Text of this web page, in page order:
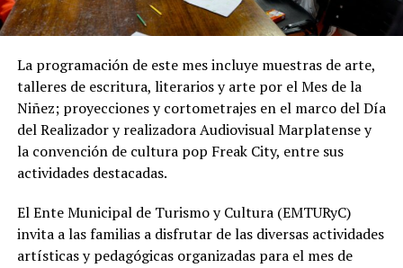
preservar las napas de agua subterránea, además de
mejorar las condiciones de higiene y salubridad para los
vecinos.
Tras la apertura de sobres, el expediente continuará su
recorrido administrativo con la intervención de la
Comisión de Estudio de Ofertas y Adjudicación, que
tendrá a su cargo la evaluación de las propuestas
obra.
La programación de este mes incluye muestras de arte,
talleres de escritura, literarios y arte por el Mes de la
Niñez; proyecciones y cortometrajes en el marco del Día
del Realizador y realizadora Audiovisual Marplatense y
la convención de cultura pop Freak City, entre sus
actividades destacadas.
El Ente Municipal de Turismo y Cultura (EMTURyC)
invita a las familias a disfrutar de las diversas actividades
artísticas y pedagógicas organizadas para el mes de